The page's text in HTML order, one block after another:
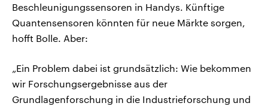
Beschleunigungssensoren in Handys. Künftige
Quantensensoren könnten für neue Märkte sorgen,
hofft Bolle. Aber:
„Ein Problem dabei ist grundsätzlich: Wie bekommen
wir Forschungsergebnisse aus der
Grundlagenforschung in die Industrieforschung und